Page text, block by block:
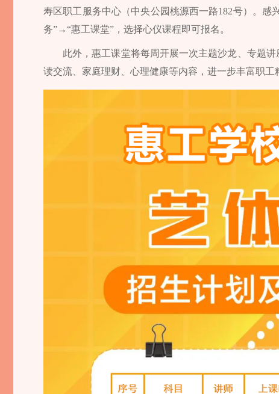
寿区职工服务中心（中央公园桃源西一路182号）。感
务”→“惠工课堂”，选择心仪课程即可报名。
此外，惠工课堂将每周开展一次主题沙龙、专题
读交流、家庭理财、心理健康等内容，进一步丰富职工